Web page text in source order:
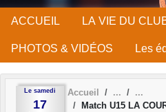
ACCUEIL LA VIE DU
PHOTOS & VIDÉOS Les
Le samedi
17
Accueil
Match U15 LA